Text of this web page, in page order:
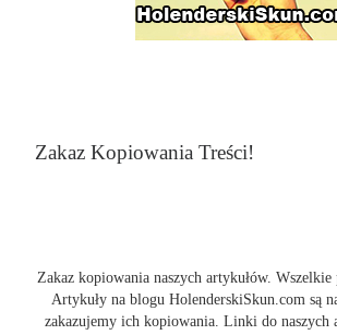
Zakaz Kopiowania Treści!
Zakaz kopiowania naszych artykułów. Wszelkie
Artykuły na blogu HolenderskiSkun.com są
zakazujemy ich kopiowania. Linki do naszych